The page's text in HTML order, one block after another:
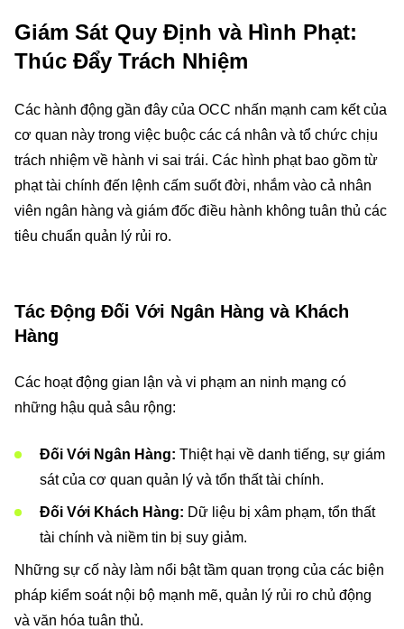
Giám Sát Quy Định và Hình Phạt:
Thúc Đẩy Trách Nhiệm
Các hành động gần đây của OCC nhấn mạnh cam kết của
cơ quan này trong việc buộc các cá nhân và tổ chức chịu
trách nhiệm về hành vi sai trái. Các hình phạt bao gồm từ
phạt tài chính đến lệnh cấm suốt đời, nhắm vào cả nhân
viên ngân hàng và giám đốc điều hành không tuân thủ các
tiêu chuẩn quản lý rủi ro.
Tác Động Đối Với Ngân Hàng và Khách
Hàng
Các hoạt động gian lận và vi phạm an ninh mạng có
những hậu quả sâu rộng:
Đối Với Ngân Hàng: Thiệt hại về danh tiếng, sự giám
sát của cơ quan quản lý và tổn thất tài chính.
Đối Với Khách Hàng: Dữ liệu bị xâm phạm, tổn thất
tài chính và niềm tin bị suy giảm.
Những sự cố này làm nổi bật tầm quan trọng của các biện
pháp kiểm soát nội bộ mạnh mẽ, quản lý rủi ro chủ động
và văn hóa tuân thủ.